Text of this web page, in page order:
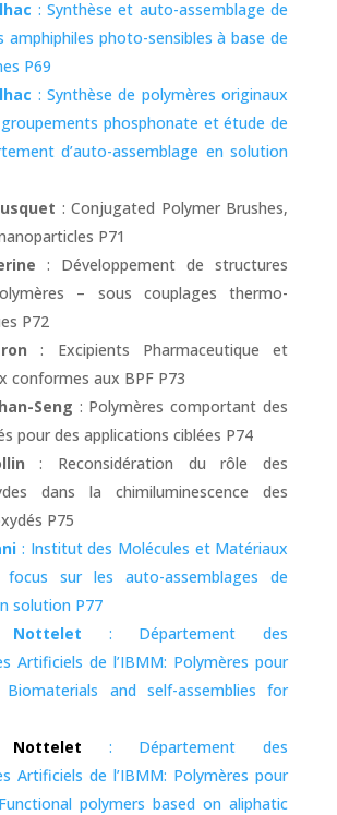
: Synthèse et auto-assemblage de
amphiphiles photo-sensibles à base de
P69
: Synthèse de polymères originaux
phosphonate et étude de
d’auto-assemblage en solution
: Conjugated Polymer Brushes,
P71
: Développement de structures
– sous couplages thermo-
P72
: Excipients Pharmaceutique et
conformes aux BPF P73
Seng : Polymères comportant des
pour des applications ciblées P74
: Reconsidération du rôle des
dans la chimiluminescence des
P75
: Institut des Molécules et Matériaux
sur les auto-assemblages de
solution P77
Nottelet : Département des
Artificiels de l’IBMM: Polymères pour
and self-assemblies for
Nottelet
: Département des
Artificiels de l’IBMM: Polymères pour
polymers based on aliphatic